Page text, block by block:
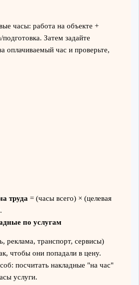
часы: работа на объекте +
подготовка. Затем задайте
оплачиваемый час и проверьте,
труда = (часы всего) × (целевая
по услугам
реклама, транспорт, сервисы)
чтобы они попадали в цену.
посчитать накладные "на час"
услуги.